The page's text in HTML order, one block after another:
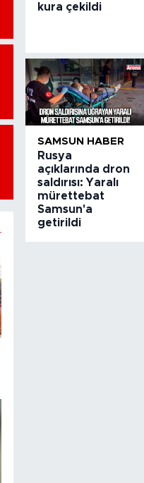
kura çekildi
SAMSUN HABER
Rusya
açıklarında dron
saldırısı: Yaralı
mürettebat
Samsun'a
getirildi